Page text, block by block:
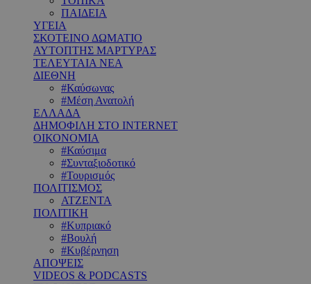
ΠΑΙΔΕΙΑ
ΥΓΕΙΑ
ΣΚΟΤΕΙΝΟ ΔΩΜΑΤΙΟ
ΑΥΤΟΠΤΗΣ ΜΑΡΤΥΡΑΣ
ΤΕΛΕΥΤΑΙΑ ΝΕΑ
ΔΙΕΘΝΗ
#Καύσωνας
#Μέση Ανατολή
ΕΛΛΑΔΑ
ΔΗΜΟΦΙΛΗ ΣΤΟ INTERNET
ΟΙΚΟΝΟΜΙΑ
#Καύσιμα
#Συνταξιοδοτικό
#Τουρισμός
ΠΟΛΙΤΙΣΜΟΣ
ΑΤΖΕΝΤΑ
ΠΟΛΙΤΙΚΗ
#Κυπριακό
#Βουλή
#Κυβέρνηση
ΑΠΟΨΕΙΣ
VIDEOS & PODCASTS